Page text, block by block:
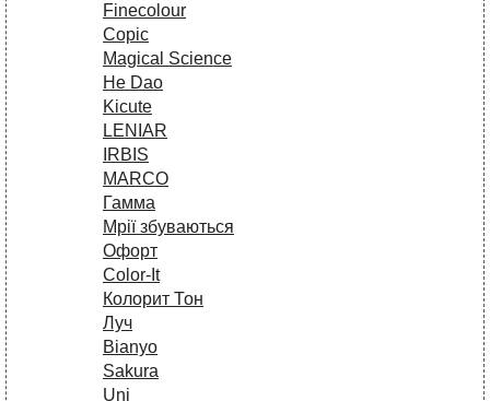
Finecolour
Copic
Magical Science
He Dao
Kicute
LENIAR
IRBIS
MARCO
Гамма
Мрії збуваються
Офорт
Сolor-It
Колорит Тон
Луч
Bianyo
Sakura
Uni